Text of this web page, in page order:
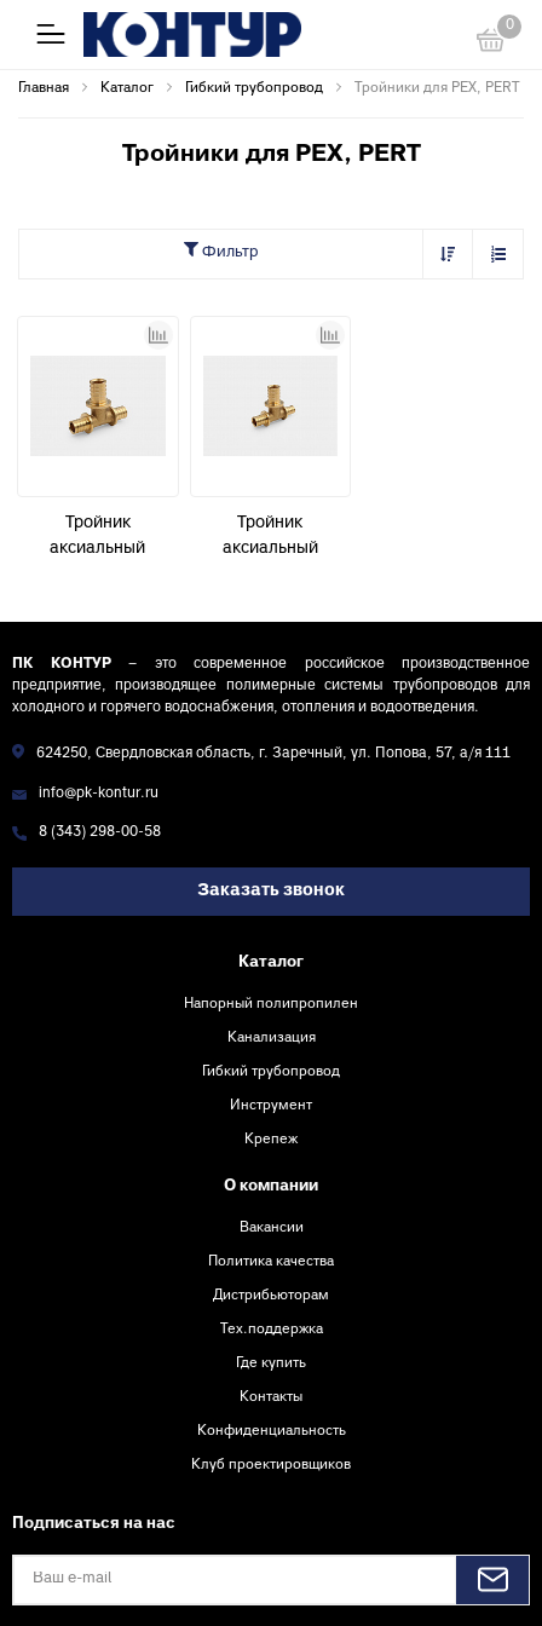
0
Главная Каталог Гибкий трубопровод Тройники для PEX, PERT
Тройники для PEX, PERT
Фильтр
Тройник
аксиальный
(2,8) - 25 (3,5) - 20
Тройник
аксиальный
(2,8) - 25 (3,5) - 16
ПК КОНТУР– это современное российское производственное
предприятие, производящее полимерные системы трубопроводов для
холодного и горячего водоснабжения, отопления и водоотведения.
624250, Свердловская область, г. Заречный, ул. Попова, 57, а/я 111
info@pk-kontur.ru
8 (343) 298-00-58
Заказать звонок
Каталог
Напорный полипропилен
Канализация
Гибкий трубопровод
Инструмент
Крепеж
О компании
Вакансии
Политика качества
Дистрибьюторам
Тех.поддержка
Где купить
Контакты
Конфиденциальность
Клуб проектировщиков
Подписаться на нас